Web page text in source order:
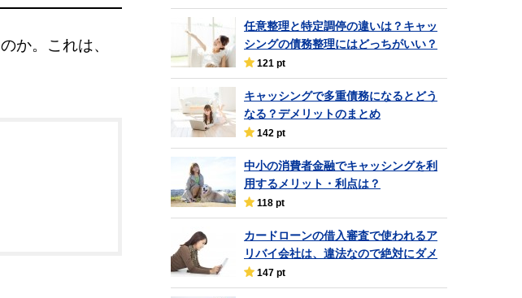
か。これは、
任意整理と特定調停の違いは？キャッ
シングの債務整理にはどっちがいい？
121 pt
キャッシングで多重債務になるとどう
なる？デメリットのまとめ
142 pt
中小の消費者金融でキャッシングを利
用するメリット・利点は？
118 pt
カードローンの借入審査で使われるア
リバイ会社は、違法なので絶対にダメ
147 pt